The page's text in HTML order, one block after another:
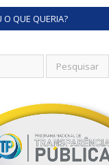
O QUE QUERIA?